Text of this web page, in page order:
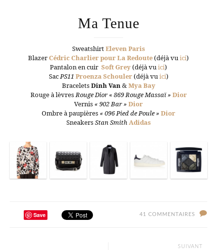
Ma Tenue
SweatshirtEleven Paris
BlazerCédric Charlier pour La Redoute(déjà vuici)
Pantalon en cuir Soft Grey(déjà vuici)
SacPS11 Proenza Schouler(déjà vuici)
BraceletsDinh Van&Mya Bay
Rouge à lèvresRouge Dior« 869 Rouge Massaï » Dior
Vernis« 902 Bar » Dior
Ombre à paupières« 096 Pied de Poule » Dior
SneakersStan SmithAdidas
Save 41 COMMENTAIRES
SUIVANT